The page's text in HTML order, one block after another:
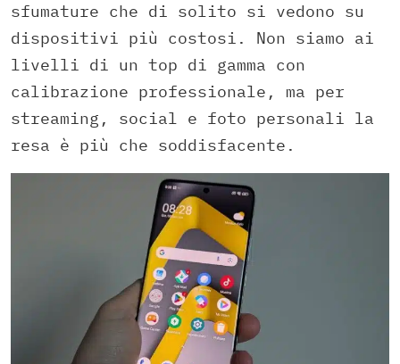
sfumature che di solito si vedono su
dispositivi più costosi. Non siamo ai
livelli di un top di gamma con
calibrazione professionale, ma per
streaming, social e foto personali la
resa è più che soddisfacente.